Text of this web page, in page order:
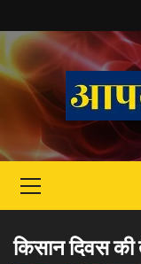
to
content
Menu
किसान दिवस की